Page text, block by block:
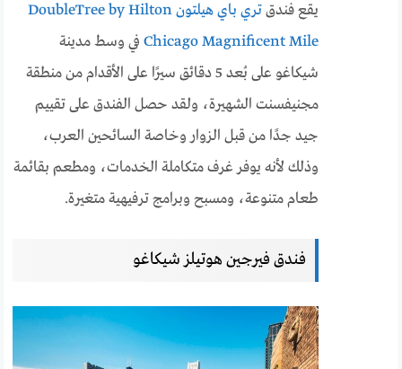
يقع فندق
تري باي هيلتون DoubleTree by Hilton
Chicago Magnificent Mile في وسط مدينة
شيكاغو على بُعد 5 دقائق سيرًا على الأقدام من منطقة
مجنيفسنت الشهيرة، ولقد حصل الفندق على تقييم
جيد جدًا من قبل الزوار وخاصة السائحين العرب،
وذلك لأنه يوفر غرف متكاملة الخدمات، ومطعم بقائمة
طعام متنوعة، ومسبح وبرامج ترفيهية متغيرة.
فندق فيرجين هوتيلز شيكاغو